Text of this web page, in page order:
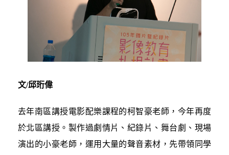
文/邱珩偉
去年南區講授電影配樂課程的柯智豪老師，今年再度
於北區講授。製作過劇情片、紀錄片、舞台劇、現場
演出的小豪老師，運用大量的聲音素材，先帶領同學